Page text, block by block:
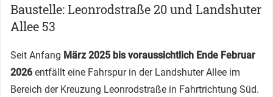
Baustelle: Leonrodstraße 20 und Landshuter
Allee 53
Seit Anfang März 2025 bis voraussichtlich Ende Februar
2026 entfällt eine Fahrspur in der Landshuter Allee im
Bereich der Kreuzung Leonrodstraße in Fahrtrichtung Süd.